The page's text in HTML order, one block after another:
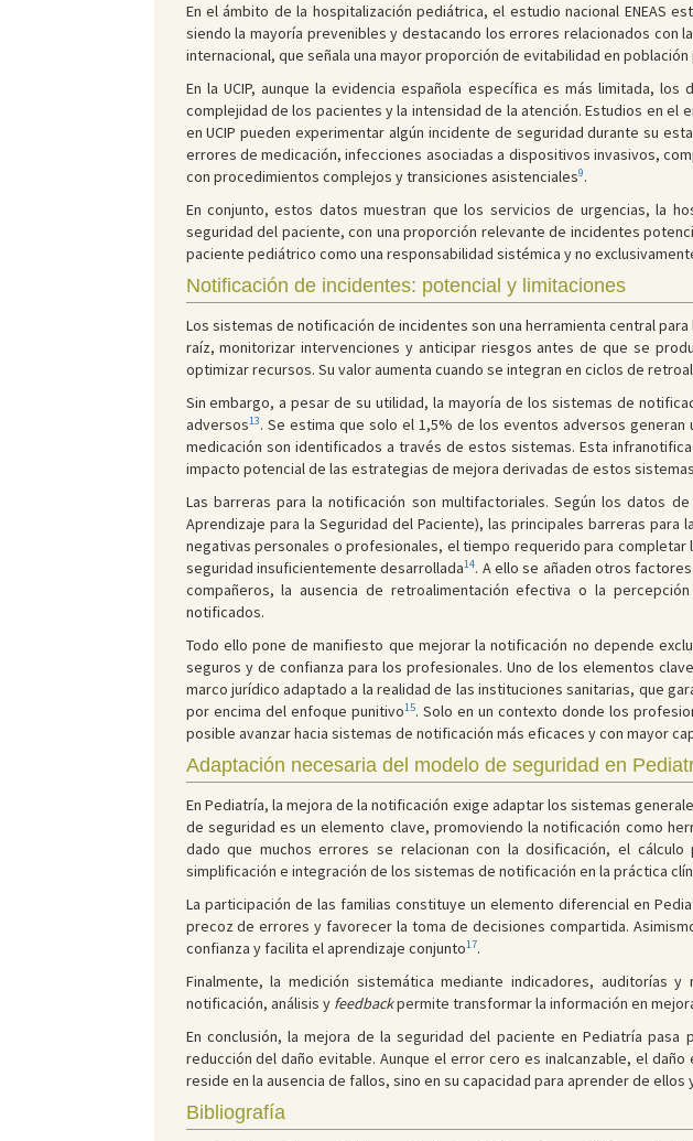
En el ámbito de la hospitalización pediátrica, el estudio nacional ENEAS
siendo la mayoría prevenibles y destacando los errores relacionados
internacional, que señala una mayor proporción de evitabilidad en
En la UCIP, aunque la evidencia española específica es más limitada,
complejidad de los pacientes y la intensidad de la atención. Estudios en
en UCIP pueden experimentar algún incidente de seguridad durante su
errores de medicación, infecciones asociadas a dispositivos invasivos,
con procedimientos complejos y transiciones asistenciales9.
En conjunto, estos datos muestran que los servicios de urgencias, la
seguridad del paciente, con una proporción relevante de incidentes
paciente pediátrico como una responsabilidad sistémica y no
Notificación de incidentes: potencial y limitaciones
Los sistemas de notificación de incidentes son una herramienta central
raíz, monitorizar intervenciones y anticipar riesgos antes de que se
optimizar recursos. Su valor aumenta cuando se integran en ciclos de
Sin embargo, a pesar de su utilidad, la mayoría de los sistemas de
adversos13. Se estima que solo el 1,5% de los eventos adversos
medicación son identificados a través de estos sistemas. Esta
impacto potencial de las estrategias de mejora derivadas de estos
Las barreras para la notificación son multifactoriales. Según los datos
Aprendizaje para la Seguridad del Paciente), las principales barreras
negativas personales o profesionales, el tiempo requerido para
seguridad insuficientemente desarrollada14. A ello se añaden otros
compañeros, la ausencia de retroalimentación efectiva o la
notificados.
Todo ello pone de manifiesto que mejorar la notificación no depende
seguros y de confianza para los profesionales. Uno de los elementos
marco jurídico adaptado a la realidad de las instituciones sanitarias, que
por encima del enfoque punitivo15. Solo en un contexto donde los
posible avanzar hacia sistemas de notificación más eficaces y con mayor
Adaptación necesaria del modelo de seguridad en
En Pediatría, la mejora de la notificación exige adaptar los sistemas
de seguridad es un elemento clave, promoviendo la notificación como
dado que muchos errores se relacionan con la dosificación, el
simplificación e integración de los sistemas de notificación en la práctica
La participación de las familias constituye un elemento diferencial en
precoz de errores y favorecer la toma de decisiones compartida.
confianza y facilita el aprendizaje conjunto17.
Finalmente, la medición sistemática mediante indicadores, auditorías
notificación, análisis y feedbackpermite transformar la información en
En conclusión, la mejora de la seguridad del paciente en Pediatría
reducción del daño evitable. Aunque el error cero es inalcanzable, el
reside en la ausencia de fallos, sino en su capacidad para aprender de
Bibliografía